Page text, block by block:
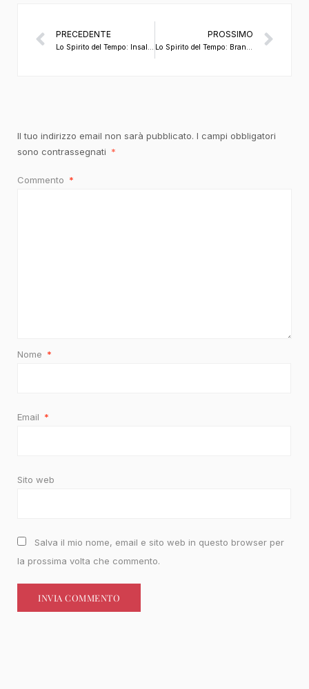
PRECEDENTE
Lo Spirito del Tempo: Insalata di pasta integrale
PROSSIMO
Lo Spirito del Tempo: Branzino e Coda
Il tuo indirizzo email non sarà pubblicato. I campi obbligatori
sono contrassegnati *
Commento *
Nome *
Email *
Sito web
Salva il mio nome, email e sito web in questo browser per
la prossima volta che commento.